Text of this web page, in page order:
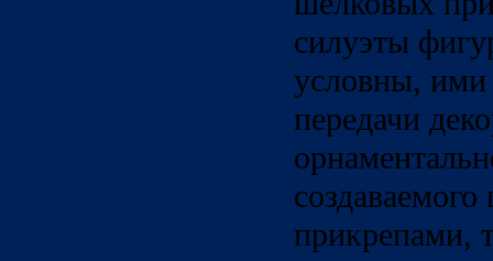
силуэты
условны, ими
передачи
прикрепами,